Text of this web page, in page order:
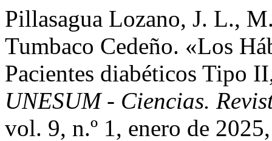
Pillasagua Lozano, J. L.,
Tumbaco Cedeño. «Los
Pacientes diabéticos Tipo
UNESUM - Ciencias.
vol. 9, n.º 1, enero de